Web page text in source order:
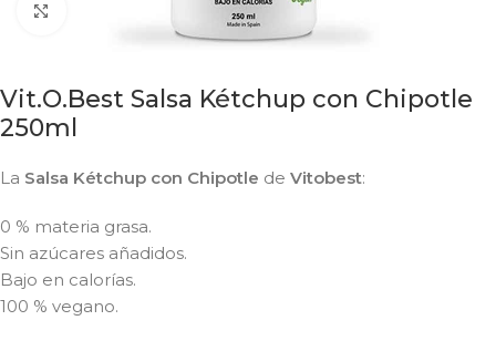
Vit.O.Best Salsa Kétchup con Chipotle
250ml
La Salsa Kétchup con Chipotle de Vitobest:
0 % materia grasa.
Sin azúcares añadidos.
Bajo en calorías.
100 % vegano.